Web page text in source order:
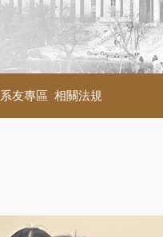
系友專區 相關法規